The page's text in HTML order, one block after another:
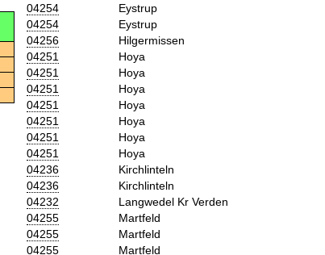
04254
Eystrup
04254
Eystrup
04256
Hilgermissen
04251
Hoya
04251
Hoya
04251
Hoya
04251
Hoya
04251
Hoya
04251
Hoya
04251
Hoya
04236
Kirchlinteln
04236
Kirchlinteln
04232
Langwedel Kr Verden
04255
Martfeld
04255
Martfeld
04255
Martfeld